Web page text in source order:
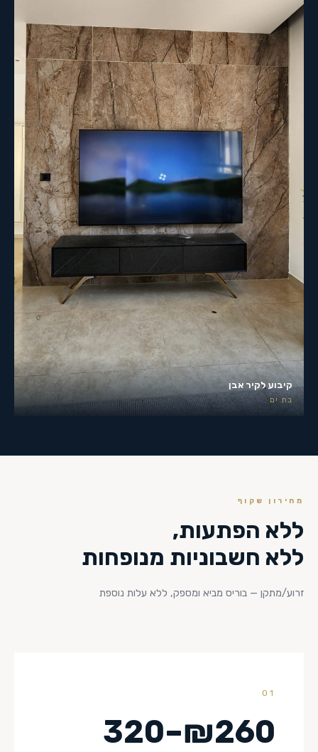
קיבוע לקיר אבן
בת ים
מחירון שקוף
ללא הפתעות,
ללא חשבוניות מנופחות
זרוע/מתקן — בוריס מביא ומספק, ללא עלות נוספת
01
₪260–320